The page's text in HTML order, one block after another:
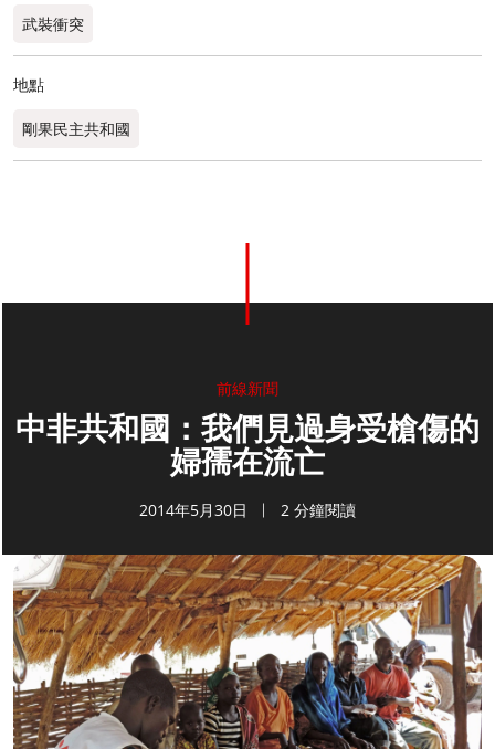
武裝衝突
地點
剛果民主共和國
前線新聞
中非共和國：我們見過身受槍傷的
婦孺在流亡
2014年5月30日 2 分鐘閱讀